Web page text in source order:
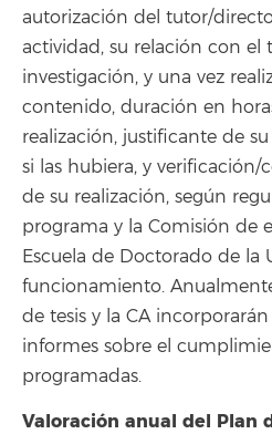
autorización del tutor/
actividad, su relación con el
investigación, y una vez
contenido, duración en
realización, justificante de
si las hubiera, y
de su realización, según
programa y la Comisión de
Escuela de Doctorado de la
funcionamiento.
de tesis y la CA
informes sobre el
programadas.
Valoración anual del Plan